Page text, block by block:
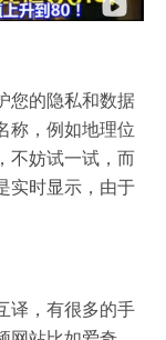
您的隐私和数据
称，例如地理位
不妨试一试，而
实时显示，由于
译，有很多的手